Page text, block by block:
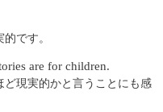
です。
are for children.
現実的かと言うことにも感